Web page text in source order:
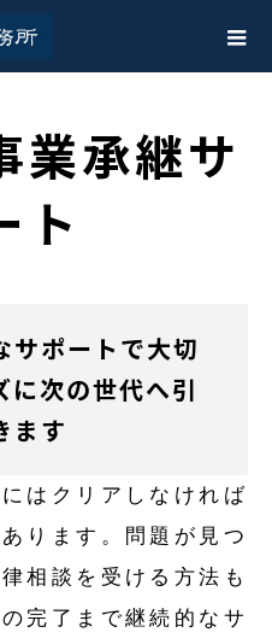
業承継サ
ト
サポートで大切
に次の世代へ引
ます
はクリアしなければ
ります。問題が見つ
相談を受ける方法も
完了まで継続的なサ